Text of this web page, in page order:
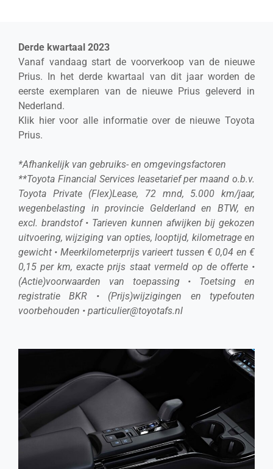
Derde kwartaal 2023
Vanaf vandaag start de voorverkoop van de nieuwe
Prius. In het derde kwartaal van dit jaar worden de
eerste exemplaren van de nieuwe Prius geleverd in
Nederland.
Klik hier voor alle informatie over de nieuwe Toyota
Prius.
*Afhankelijk van gebruiks- en omgevingsfactoren
**Toyota Financial Services leasetarief per maand o.b.v.
Toyota Private (Flex)Lease, 72 mnd, 5.000 km/jaar,
wegenbelasting in provincie Gelderland en BTW, en
excl. brandstof • Tarieven kunnen afwijken bij gekozen
uitvoering, wijziging van opties, looptijd, kilometrage en
gewicht • Meerkilometerprijs varieert tussen € 0,04 en €
0,15 per km, exacte prijs staat vermeld op de offerte •
(Actie)voorwaarden van toepassing • Toetsing en
registratie BKR • (Prijs)wijzigingen en typefouten
voorbehouden • particulier@toyotafs.nl